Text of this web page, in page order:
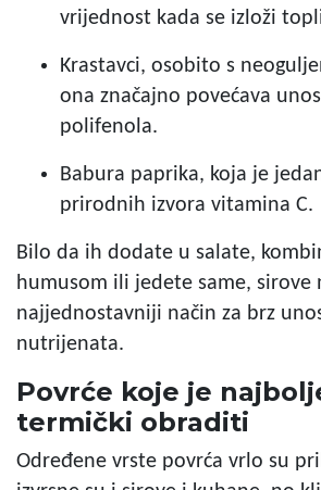
vrijednost kada se izloži
Krastavci, osobito s
ona značajno povećava
polifenola.
Babura paprika, koja je
prirodnih izvora vitamina C.
Bilo da ih dodate u salate,
humusom ili jedete same, sirove
najjednostavniji način za brz
nutrijenata.
Povrće koje je
termički obraditi
Određene vrste povrća vrlo su